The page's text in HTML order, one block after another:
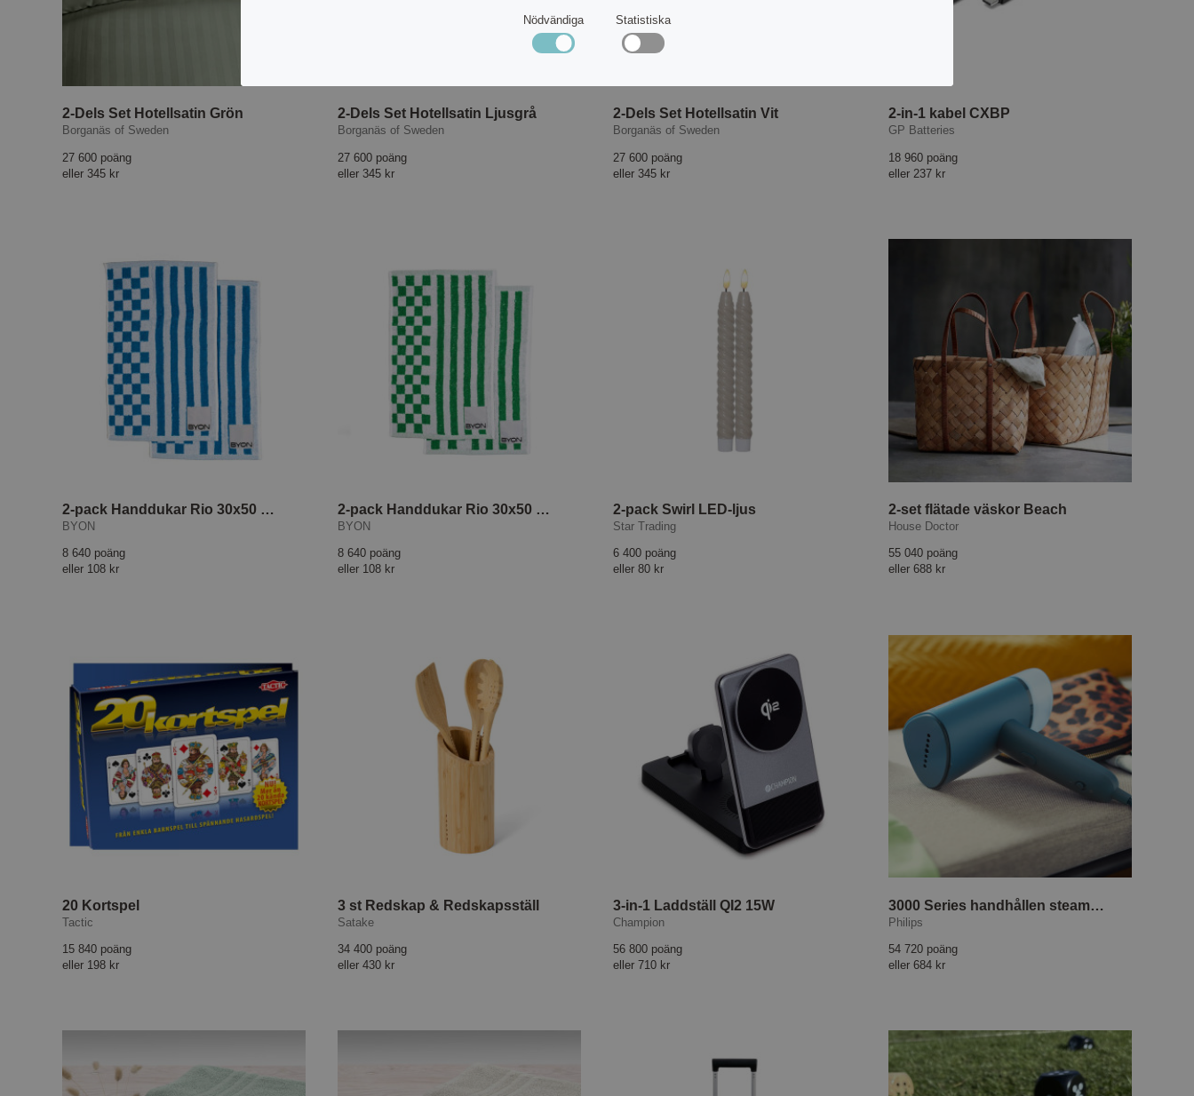
2-Dels Set Hotellsatin Grön
Borganäs of Sweden
27 600 poäng
eller 345 kr
2-Dels Set Hotellsatin Ljusgrå
Borganäs of Sweden
27 600 poäng
eller 345 kr
2-Dels Set Hotellsatin Vit
Borganäs of Sweden
27 600 poäng
eller 345 kr
2-in-1 kabel CXBP
GP Batteries
18 960 poäng
eller 237 kr
2-pack Handdukar Rio 30x50 cm Blå/Vit
BYON
8 640 poäng
eller 108 kr
2-pack Handdukar Rio 30x50 cm Grön/Vit
BYON
8 640 poäng
eller 108 kr
2-pack Swirl LED-ljus
Star Trading
6 400 poäng
eller 80 kr
2-set flätade väskor Beach
House Doctor
55 040 poäng
eller 688 kr
20 Kortspel
Tactic
15 840 poäng
eller 198 kr
3 st Redskap & Redskapsställ
Satake
34 400 poäng
eller 430 kr
3-in-1 Laddställ QI2 15W
Champion
56 800 poäng
eller 710 kr
3000 Series handhållen steamer STH3000/20
Philips
54 720 poäng
eller 684 kr
Nödvändiga Statistiska